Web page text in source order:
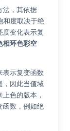
法，其依据
和度取决于绝
度变化表示复
相环色彩空
表示复变函数
，因此当值域
色的版本，
函数，例如绝